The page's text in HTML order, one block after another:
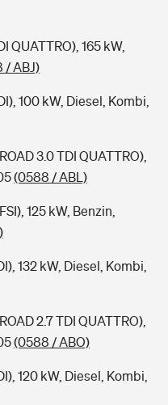
QUATTRO), 165 kW,
/ ABJ)
100 kW, Diesel, Kombi,
3.0 TDI QUATTRO),
(0588 / ABL)
125 kW, Benzin,
132 kW, Diesel, Kombi,
2.7 TDI QUATTRO),
(0588 / ABO)
120 kW, Diesel, Kombi,